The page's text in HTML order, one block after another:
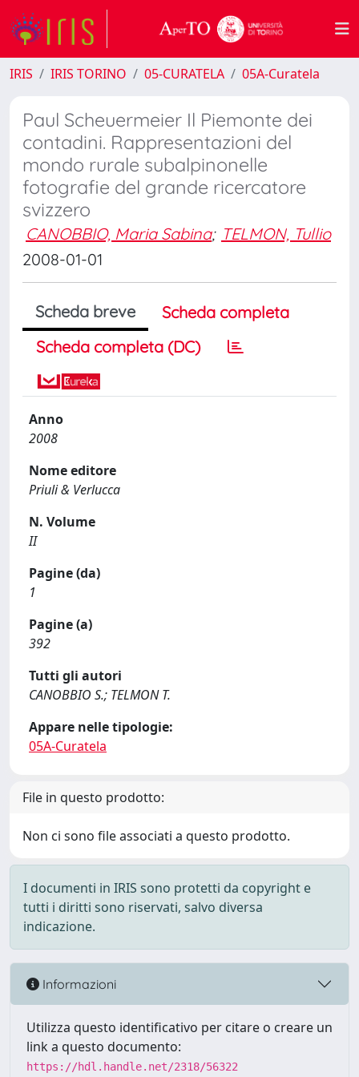
IRIS IRIS TORINO 05-CURATELA 05A-Curatela
Paul Scheuermeier Il Piemonte dei
contadini. Rappresentazioni del
mondo rurale subalpinonelle
fotografie del grande ricercatore
svizzero
CANOBBIO, Maria Sabina; TELMON, Tullio
2008-01-01
Scheda breve
Scheda completa
Scheda completa (DC)
Anno
2008
Nome editore
Priuli & Verlucca
N. Volume
II
Pagine (da)
1
Pagine (a)
392
Tutti gli autori
CANOBBIO S.; TELMON T.
Appare nelle tipologie:
05A-Curatela
File in questo prodotto:
Non ci sono file associati a questo prodotto.
I documenti in IRIS sono protetti da copyright e
tutti i diritti sono riservati, salvo diversa
indicazione.
Informazioni
Utilizza questo identificativo per citare o creare un
link a questo documento:
https://hdl.handle.net/2318/56322